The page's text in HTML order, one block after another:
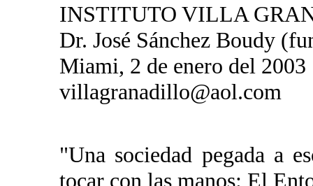
INSTITUTO VILLA
Dr. José Sánchez Boudy
Miami, 2 de enero del 2003
villagranadillo@aol.com
"Una sociedad pegada a
tocar con las manos: El